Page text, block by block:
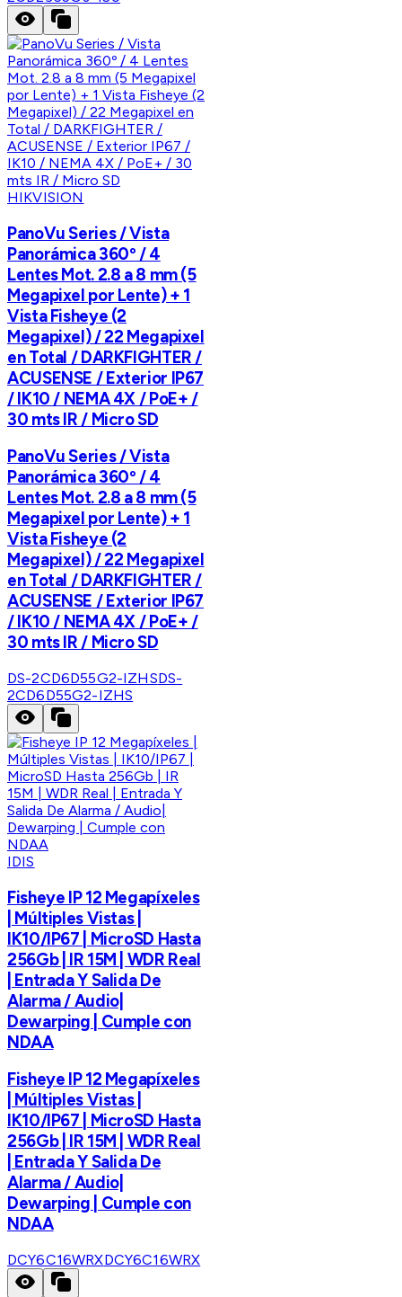
HIKVISION
PanoVu Series / Vista
Panorámica 360º / 4
Lentes Mot. 2.8 a 8 mm (5
Megapixel por Lente) + 1
Vista Fisheye (2
Megapixel) / 22 Megapixel
en Total / DARKFIGHTER /
ACUSENSE / Exterior IP67
/ IK10 / NEMA 4X / PoE+ /
30 mts IR / Micro SD
PanoVu Series / Vista
Panorámica 360º / 4
Lentes Mot. 2.8 a 8 mm (5
Megapixel por Lente) + 1
Vista Fisheye (2
Megapixel) / 22 Megapixel
en Total / DARKFIGHTER /
ACUSENSE / Exterior IP67
/ IK10 / NEMA 4X / PoE+ /
30 mts IR / Micro SD
DS-2CD6D55G2-IZHSDS-
2CD6D55G2-IZHS
IDIS
Fisheye IP 12 Megapíxeles
| Múltiples Vistas |
IK10/IP67 | MicroSD Hasta
256Gb | IR 15M | WDR Real
| Entrada Y Salida De
Alarma / Audio|
Dewarping | Cumple con
NDAA
Fisheye IP 12 Megapíxeles
| Múltiples Vistas |
IK10/IP67 | MicroSD Hasta
256Gb | IR 15M | WDR Real
| Entrada Y Salida De
Alarma / Audio|
Dewarping | Cumple con
NDAA
DCY6C16WRXDCY6C16WRX